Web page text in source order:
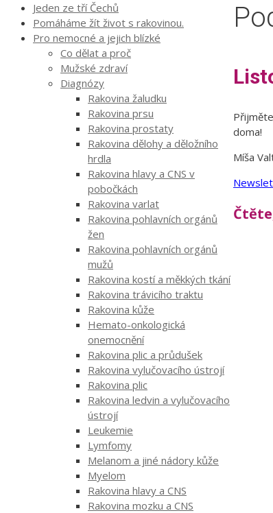
doma!
Míša
Jeden ze tří Čechů
Pomáháme žít život s rakovinou.
Pro nemocné a jejich blízké
Co dělat a proč
Mužské zdraví
Diagnózy
Rakovina žaludku
Rakovina prsu
Rakovina prostaty
Rakovina dělohy a děložního
hrdla
Rakovina hlavy a CNS v
pobočkách
Rakovina varlat
Rakovina pohlavních orgánů
žen
Rakovina pohlavních orgánů
mužů
Rakovina kostí a měkkých tkání
Rakovina trávicího traktu
Rakovina kůže
Hemato-onkologická
onemocnění
Rakovina plic a průdušek
Rakovina vylučovacího ústrojí
Rakovina plic
Rakovina ledvin a vylučovacího
ústrojí
Leukemie
Lymfomy
Melanom a jiné nádory kůže
Myelom
Rakovina hlavy a CNS
Rakovina mozku a CNS